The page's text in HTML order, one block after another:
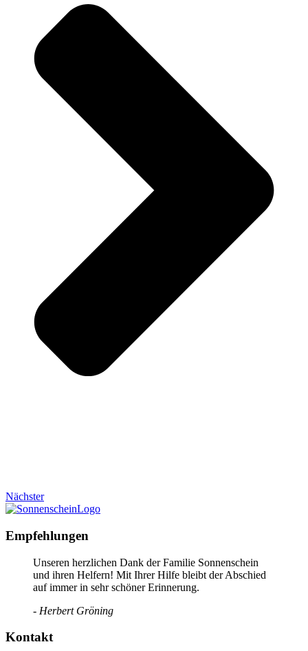
Nächster
Empfehlungen
Unseren herzlichen Dank der Familie Sonnenschein
und ihren Helfern! Mit Ihrer Hilfe bleibt der Abschied
auf immer in sehr schöner Erinnerung.
- Herbert Gröning
Kontakt